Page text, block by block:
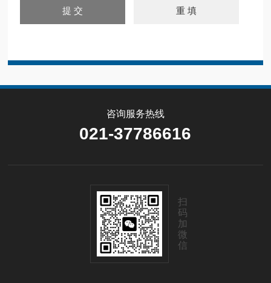
咨询服务热线
021-37786616
扫
码
加
微
信